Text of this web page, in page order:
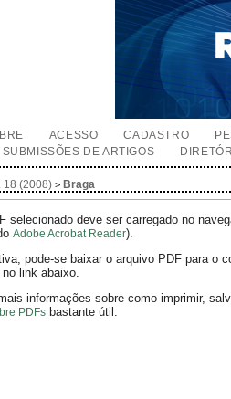
ACESSO CADASTRO
SUBMISSÕES DE ARTIGOS
18 (2008) > Braga
selecionado deve ser carregado no
Adobe Acrobat Reader).
pode-se baixar o arquivo PDF para o
link abaixo.
informações sobre como imprimir,
PDFs bastante útil.